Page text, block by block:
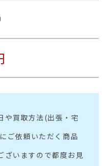
や買取方法(出張・宅
ご依頼いただく商品
ざいますので都度お見